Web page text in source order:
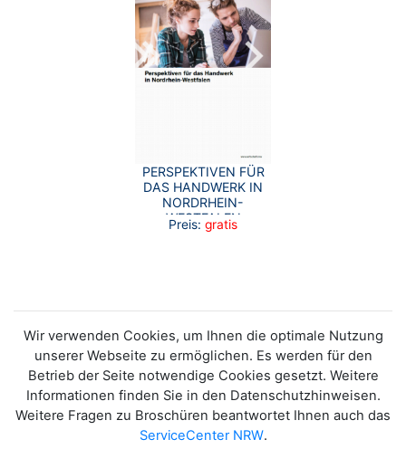
PERSPEKTIVEN FÜR
DAS HANDWERK IN
NORDRHEIN-
WESTFALEN
Preis: gratis
Wir verwenden Cookies, um Ihnen die optimale Nutzung
unserer Webseite zu ermöglichen. Es werden für den
Betrieb der Seite notwendige Cookies gesetzt. Weitere
Informationen finden Sie in den Datenschutzhinweisen.
Weitere Fragen zu Broschüren beantwortet Ihnen auch das
ServiceCenter NRW.